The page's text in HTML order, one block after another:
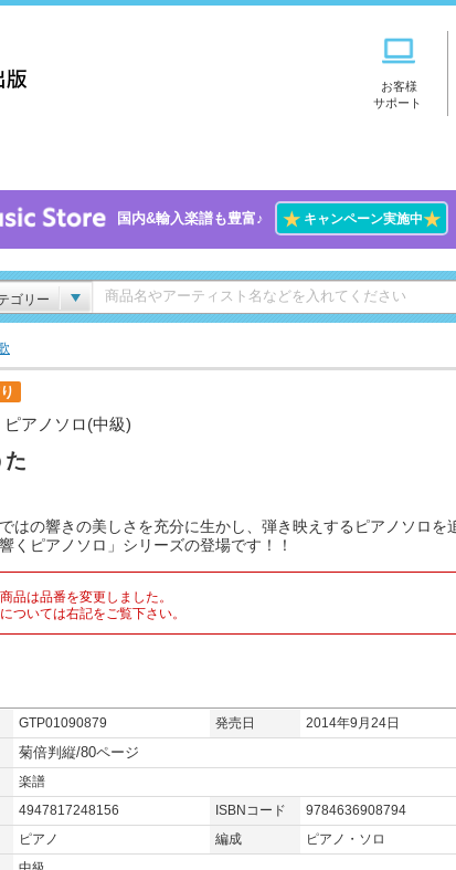
お客様
サポート
国内&輸入楽譜も豊富♪ ★キャンペーン実施中★
ゴリー
アノソロ(中級)
た
はの響きの美しさを充分に生かし、弾き映えするピアノソロを
くピアノソロ」シリーズの登場です！！
品は品番を変更しました。
ついては右記をご覧下さい。
GTP01090879 発売日
2014年9月24日
菊倍判縦/80ページ
楽譜
4947817248156 ISBNコード
9784636908794
ピアノ 編成
ピアノ・ソロ